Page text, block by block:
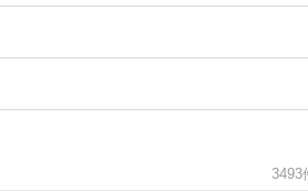
3493